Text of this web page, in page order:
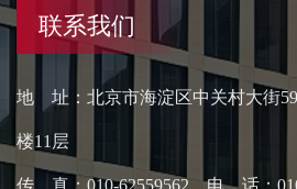
联系我们
地 址：北京市海淀区中关村大街
楼11层
传 真：010-62559562 电 话：